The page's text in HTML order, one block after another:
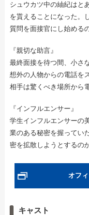
シュウカツ中の紬紀はと
を貰えることになった。
質問を面接官にし始め
『親切な助言』
最終面接を待つ間、小さ
想外の人物からの電話を
相手は驚くべき場所か
『インフルエンサー』
学生インフルエンサーの
業のある秘密を握ってい
密を拡散しようとする
オフ
キャスト